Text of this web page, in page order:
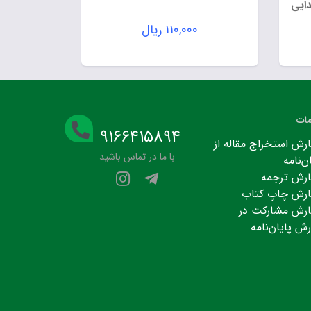
۱۱۰,۰۰۰ ریال
استخراج مقاله از
ترجمه
چاپ کتاب
مشارکت در
پایان‌نامه
۹۱۶۶۴۱۵۸۹۴
با ما در تماس باشید